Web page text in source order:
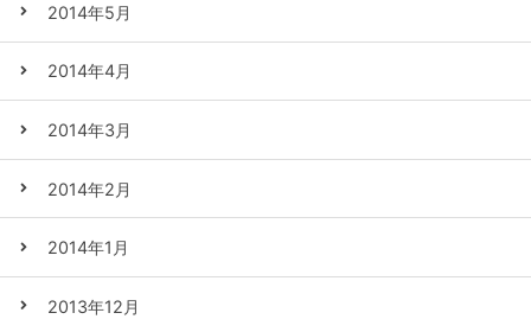
2014年5月
2014年4月
2014年3月
2014年2月
2014年1月
2013年12月